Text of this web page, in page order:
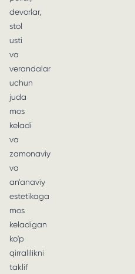
devorlar,
stol
usti
va
verandalar
uchun
juda
mos
keladi
va
zamonaviy
va
an'anaviy
estetikaga
mos
keladigan
ko'p
qirralilikni
taklif